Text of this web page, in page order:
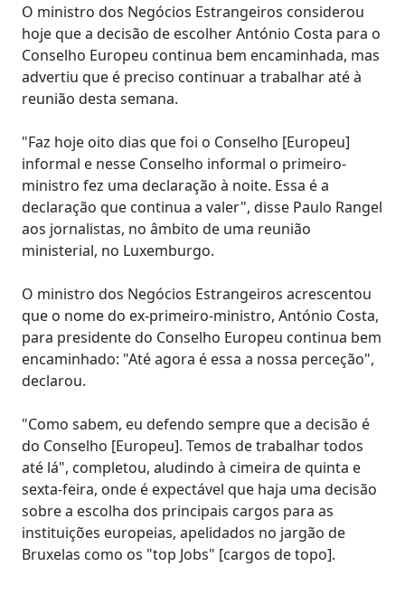
O ministro dos Negócios Estrangeiros considerou
hoje que a decisão de escolher António Costa para o
Conselho Europeu continua bem encaminhada, mas
advertiu que é preciso continuar a trabalhar até à
reunião desta semana.
"Faz hoje oito dias que foi o Conselho [Europeu]
informal e nesse Conselho informal o primeiro-
ministro fez uma declaração à noite. Essa é a
declaração que continua a valer", disse Paulo Rangel
aos jornalistas, no âmbito de uma reunião
ministerial, no Luxemburgo.
O ministro dos Negócios Estrangeiros acrescentou
que o nome do ex-primeiro-ministro, António Costa,
para presidente do Conselho Europeu continua bem
encaminhado: "Até agora é essa a nossa perceção",
declarou.
"Como sabem, eu defendo sempre que a decisão é
do Conselho [Europeu]. Temos de trabalhar todos
até lá", completou, aludindo à cimeira de quinta e
sexta-feira, onde é expectável que haja uma decisão
sobre a escolha dos principais cargos para as
instituições europeias, apelidados no jargão de
Bruxelas como os "top Jobs" [cargos de topo].